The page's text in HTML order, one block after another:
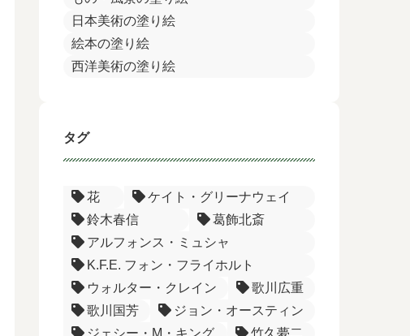
日本美術の塗り絵
絵本の塗り絵
西洋美術の塗り絵
タグ
花
ケイト・グリーナウェイ
鈴木春信
葛飾北斎
アルフォンス・ミュシャ
K.F.E. フォン・フライホルト
ウォルター・クレイン
歌川広重
歌川国芳
ジョン・オースティン
ジェシー・M・キング
竹久夢二